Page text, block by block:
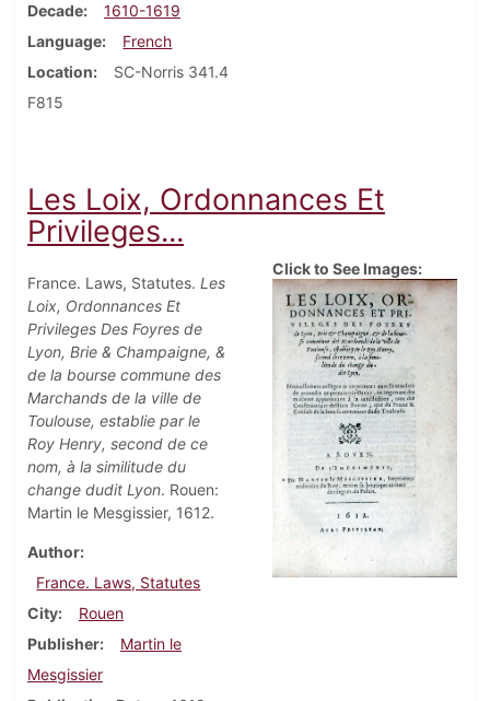
Decade
1610-1619
Language
French
Location
SC-Norris 341.4
F815
Les Loix, Ordonnances Et
Privileges...
France. Laws, Statutes. Les
Loix, Ordonnances Et
Privileges Des Foyres de
Lyon, Brie & Champaigne, &
de la bourse commune des
Marchands de la ville de
Toulouse, establie par le
Roy Henry, second de ce
nom, à la similitude du
change dudit Lyon. Rouen:
Martin le Mesgissier, 1612.
Author
France. Laws, Statutes
City
Rouen
Publisher
Martin le
Mesgissier
Click to See Images: